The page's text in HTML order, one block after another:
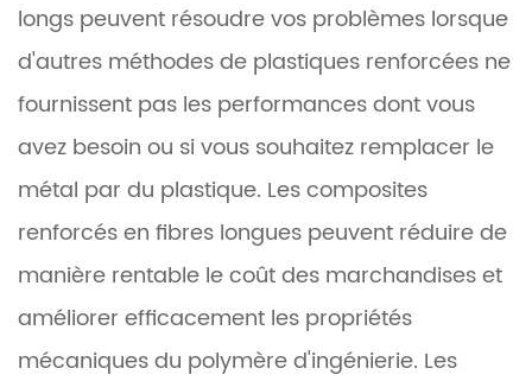
longs peuvent résoudre vos problèmes lorsque
d'autres méthodes de plastiques renforcées ne
fournissent pas les performances dont vous
avez besoin ou si vous souhaitez remplacer le
métal par du plastique. Les composites
renforcés en fibres longues peuvent réduire de
manière rentable le coût des marchandises et
améliorer efficacement les propriétés
mécaniques du polymère d'ingénierie. Les